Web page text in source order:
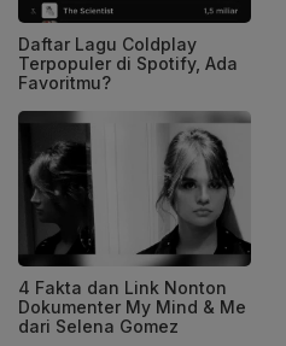
Daftar Lagu Coldplay
Terpopuler di Spotify, Ada
Favoritmu?
4 Fakta dan Link Nonton
Dokumenter My Mind & Me
dari Selena Gomez